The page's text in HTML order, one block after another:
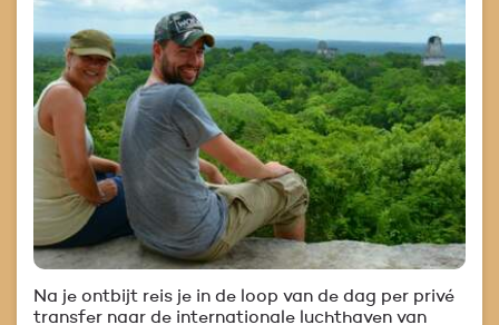
Na je ontbijt reis je in de loop van de dag per privé
transfer naar de internationale luchthaven van